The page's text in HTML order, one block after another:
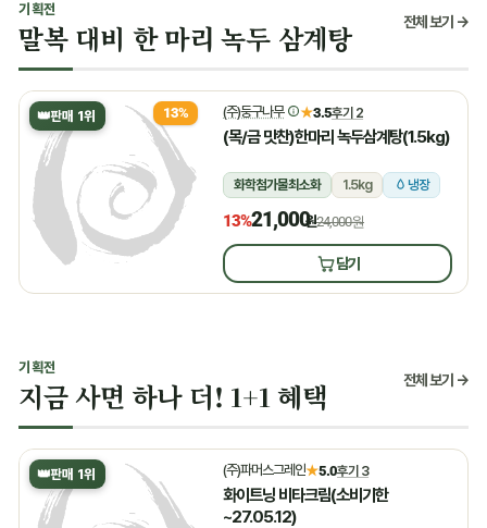
기획전
말복 대비 한 마리 녹두 삼계탕 전체 보기 →
👑판매 1위 13% (주)둥구나무 ★3.5후기 2
(목/금 맛찬)한마리 녹두삼계탕(1.5kg)
화학첨가물최소화 1.5kg 냉장
13%21,000원24,000원
담기
기획전
지금 사면 하나 더! 1+1 혜택 전체 보기 →
👑판매 1위 (주)파머스그레인★5.0후기 3
화이트닝 비타크림(소비기한
~27.05.12)